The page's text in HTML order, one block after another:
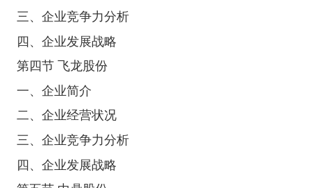
三、企业竞争力分析
四、企业发展战略
第四节 飞龙股份
一、企业简介
二、企业经营状况
三、企业竞争力分析
四、企业发展战略